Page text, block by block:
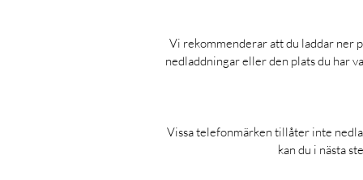
Vi rekommenderar att du laddar ner
nedladdningar eller den plats du har
Vissa telefonmärken tillåter inte
kan du i nästa